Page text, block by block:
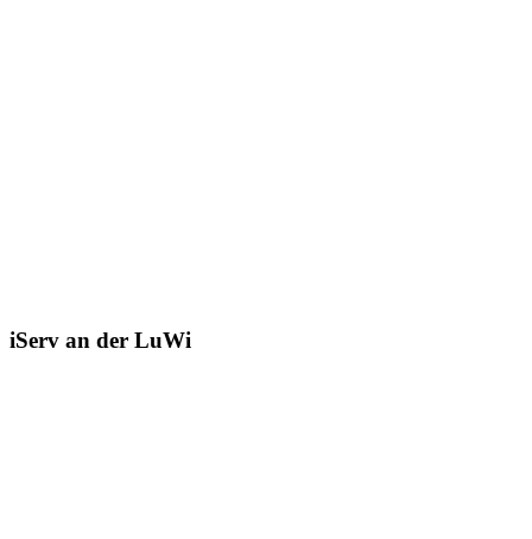
iServ an der LuWi